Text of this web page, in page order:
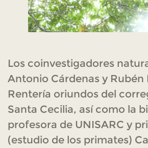
Los coinvestigadores
Antonio Cárdenas y Rubén
Rentería oriundos del
Santa Cecilia, así como la
profesora de UNISARC y
(estudio de los primates)